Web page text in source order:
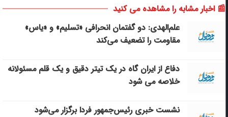
📰 اخبار مشابه را مشاهده می کنید
علم‌الهدی: دو گفتمان انحرافی «تسلیم» و «یاس»
مقاومت را تضعیف می‌کند
دفاع از ایران گاه در یک تیتر دقیق و یک قلم مسئولانه
خلاصه می شود
نشست خبری رئیس‌جمهور فردا برگزار می‌شود